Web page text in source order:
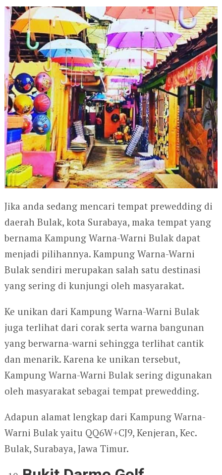
Jika anda sedang mencari tempat prewedding di
daerah Bulak, kota Surabaya, maka tempat yang
bernama Kampung Warna-Warni Bulak dapat
menjadi pilihannya. Kampung Warna-Warni
Bulak sendiri merupakan salah satu destinasi
yang sering di kunjungi oleh masyarakat.
Ke unikan dari Kampung Warna-Warni Bulak
juga terlihat dari corak serta warna bangunan
yang berwarna-warni sehingga terlihat cantik
dan menarik. Karena ke unikan tersebut,
Kampung Warna-Warni Bulak sering digunakan
oleh masyarakat sebagai tempat prewedding.
Adapun alamat lengkap dari Kampung Warna-
Warni Bulak yaitu QQ6W+CJ9, Kenjeran, Kec.
Bulak, Surabaya, Jawa Timur.